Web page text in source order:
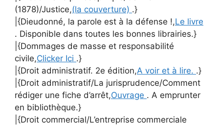
(1878)/Justice,(la couverture) .}
|{Dieudonné, la parole est à la défense !,Le livre
. Disponible dans toutes les bonnes librairies.}
|{Dommages de masse et responsabilité
civile,Clicker Ici .}
|{Droit administratif. 2e édition,A voir et à lire. .}
|{Droit administratif/La jurisprudence/Comment
rédiger une fiche d’arrêt,Ouvrage . A emprunter
en bibliothèque.}
|{Droit commercial/L’entreprise commerciale